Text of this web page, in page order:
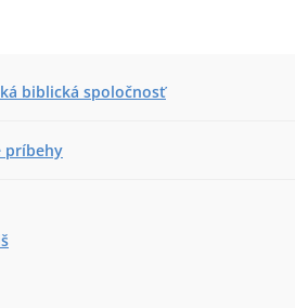
biblická spoločnosť
príbehy